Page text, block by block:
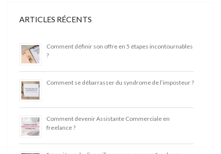
ARTICLES RÉCENTS
Comment définir son offre en 5 étapes incontournables
?
Comment se débarrasser du syndrome de l’imposteur ?
Comment devenir Assistante Commerciale en
freelance ?